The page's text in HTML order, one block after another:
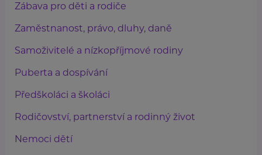
Zábava pro děti a rodiče
Zaměstnanost, právo, dluhy, daně
Samoživitelé a nízkopříjmové rodiny
Puberta a dospívání
Předškoláci a školáci
Rodičovství, partnerství a rodinný život
Nemoci dětí